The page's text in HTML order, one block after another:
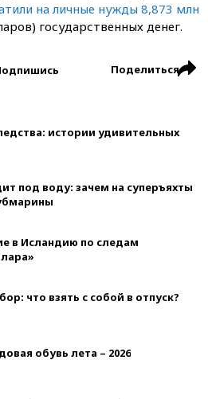
на личные нужды 8,873 млн
государственных денег.
Поделиться
истории удивительных
под воду: зачем на суперъяхты
в Исландию по следам
что взять с собой в отпуск?
обувь лета – 2026